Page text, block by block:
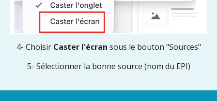
4- Choisir Caster l'écran sous le bouton "Sources"
5- Sélectionner la bonne source (nom du EPI)